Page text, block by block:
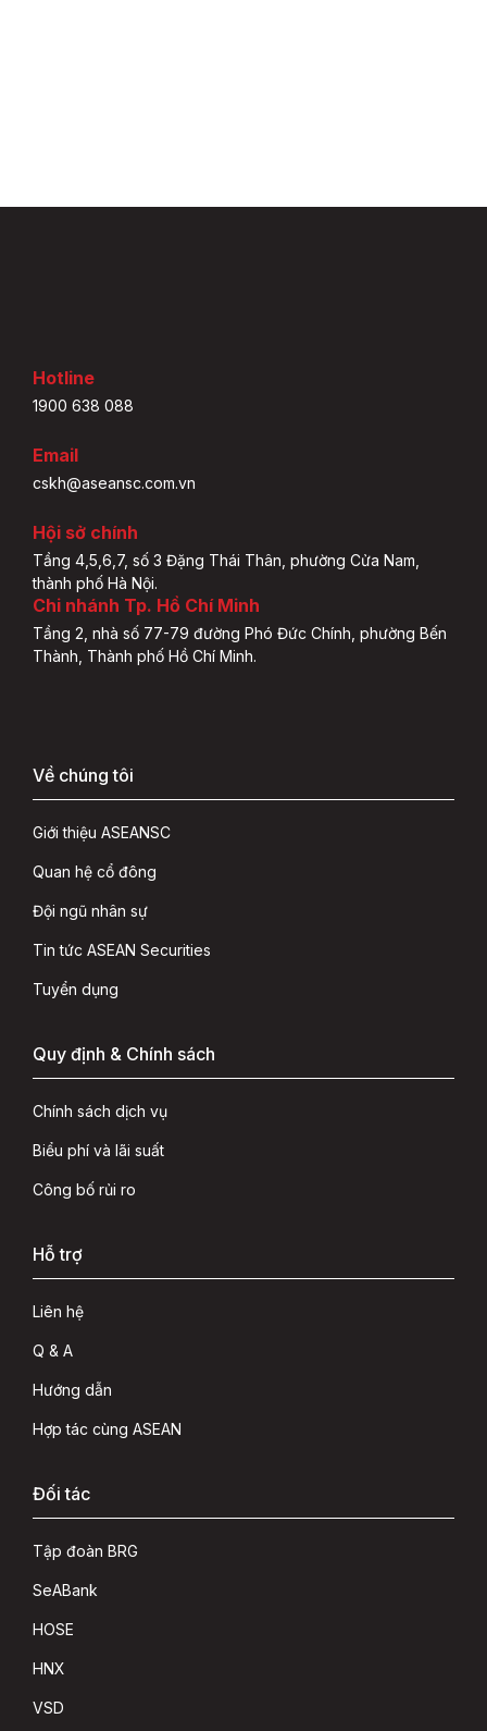
Hotline
1900 638 088
Email
cskh@aseansc.com.vn
Hội sở chính
Tầng 4,5,6,7, số 3 Đặng Thái Thân, phường Cửa Nam,
thành phố Hà Nội.
Chi nhánh Tp. Hồ Chí Minh
Tầng 2, nhà số 77-79 đường Phó Đức Chính, phường Bến
Thành, Thành phố Hồ Chí Minh.
Về chúng tôi
Giới thiệu ASEANSC
Quan hệ cổ đông
Đội ngũ nhân sự
Tin tức ASEAN Securities
Tuyển dụng
Quy định & Chính sách
Chính sách dịch vụ
Biểu phí và lãi suất
Công bố rủi ro
Hỗ trợ
Liên hệ
Q & A
Hướng dẫn
Hợp tác cùng ASEAN
Đối tác
Tập đoàn BRG
SeABank
HOSE
HNX
VSD